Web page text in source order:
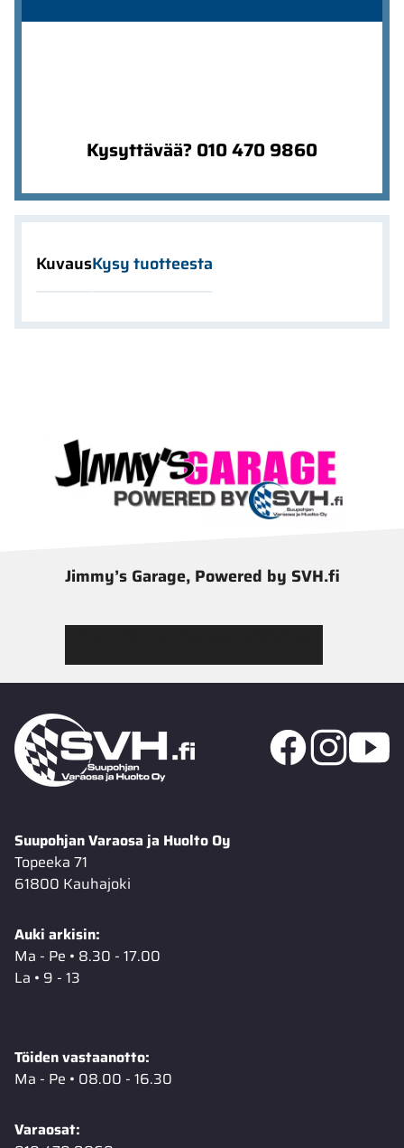
Kysyttävää? 010 470 9860
KuvausKysy tuotteesta
Jimmy’s Garage, Powered by SVH.fi
Suupohjan Varaosa ja Huolto Oy
Topeeka 71
61800 Kauhajoki
Auki arkisin:
Ma - Pe • 8.30 - 17.00
La • 9 - 13
Töiden vastaanotto:
Ma - Pe • 08.00 - 16.30
Varaosat: